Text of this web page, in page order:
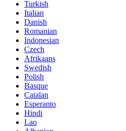
Turkish
Italian
Danish
Romanian
Indonesian
Czech
Afrikaans
Swedish
Polish
Basque
Catalan
Esperanto
Hindi
Lao